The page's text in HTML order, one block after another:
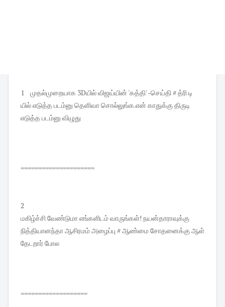
1 முதல்முறையாக 3Dயில் விஜய்யின் 'கத்தி' -செய்தி # த்ரி டி
யில் எடுத்த படம்னு தெளிவா சொல்லுங்க.என் காதுக்கு திருடி
எடுத்த படம்னு விழுது
=====================
2
மகிழ்ச்சி வேண்டுமா எங்களிடம் வாருங்கள்! நயன்தாராவுக்கு
நித்தியானந்தா ஆசிரமம் அழைப்பு # ஆண்மை சோதனைக்கு ஆள்
தேடறார் போல
===================